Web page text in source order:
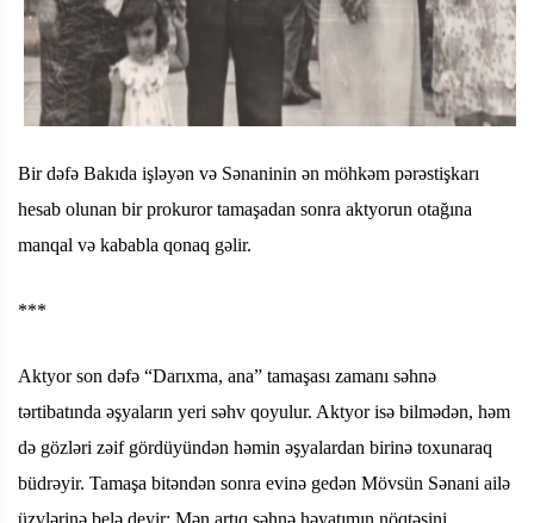
Bir dəfə Bakıda işləyən və Sənaninin ən möhkəm pərəstişkarı
hesab olunan bir prokuror tamaşadan sonra aktyorun otağına
manqal və kababla qonaq gəlir.
***
Aktyor son dəfə “Darıxma, ana” tamaşası zamanı səhnə
tərtibatında əşyaların yeri səhv qoyulur. Aktyor isə bilmədən, həm
də gözləri zəif gördüyündən həmin əşyalardan birinə toxunaraq
büdrəyir. Tamaşa bitəndən sonra evinə gedən Mövsün Sənani ailə
üzvlərinə belə deyir: Mən artıq səhnə həyatımın nöqtəsini